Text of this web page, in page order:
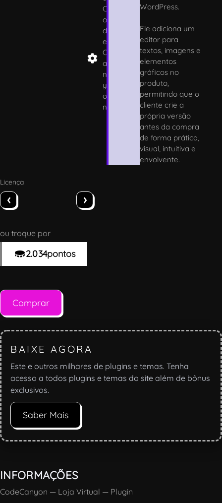
C
o
d
e
C
a
n
y
o
n
WordPress.
Ele adiciona um
editor para
textos, imagens e
elementos
gráficos no
produto,
permitindo que o
cliente crie a
própria versão
antes da compra
de forma prática,
visual, intuitiva e
envolvente.
Licença
‹ ›
ou troque por
2.034pontos
Comprar
BAIXE AGORA
Este e outros milhares de plugins e temas. Tenha
acesso a todos plugins e temas do site além de bônus
exclusivos.
Saber Mais
INFORMAÇÕES
CodeCanyon — Loja Virtual — Plugin